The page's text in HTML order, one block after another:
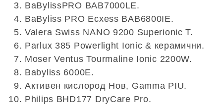
BaBylissPRO BAB7000LE.
BaByliss PRO Ecxess BAB6800IE.
Valera Swiss NANO 9200 Superionic T.
Parlux 385 Powerlight Ionic & керамични.
Moser Ventus Tourmaline Ionic 2200W.
Babyliss 6000E.
Активен кислород Нов, Gamma PIU.
Philips BHD177 DryCare Pro.